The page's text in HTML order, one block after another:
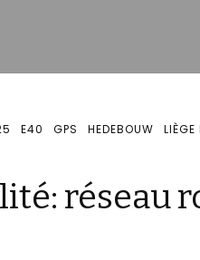
E40 GPS HEDEBOUW LIÈGE
réseau